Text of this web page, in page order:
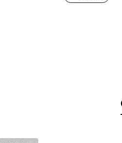
afmetingen en bestel dan de